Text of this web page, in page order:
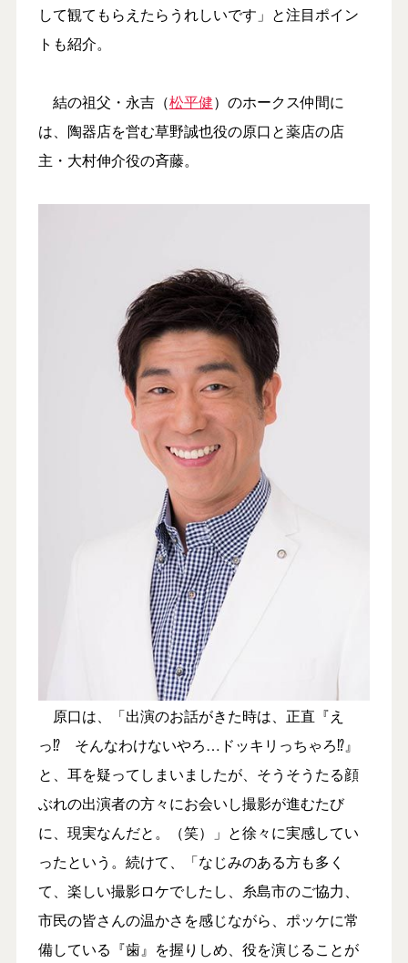
して観てもらえたらうれしいです」と注目ポイン
トも紹介。
結の祖父・永吉（松平健）のホークス仲間に
は、陶器店を営む草野誠也役の原口と薬店の店
主・大村伸介役の斉藤。
原口は、「出演のお話がきた時は、正直『え
っ⁉︎ そんなわけないやろ…ドッキリっちゃろ⁉︎』
と、耳を疑ってしまいましたが、そうそうたる顔
ぶれの出演者の方々にお会いし撮影が進むたび
に、現実なんだと。（笑）」と徐々に実感してい
ったという。続けて、「なじみのある方も多く
て、楽しい撮影ロケでしたし、糸島市のご協力、
市民の皆さんの温かさを感じながら、ポッケに常
備している『歯』を握りしめ、役を演じることが